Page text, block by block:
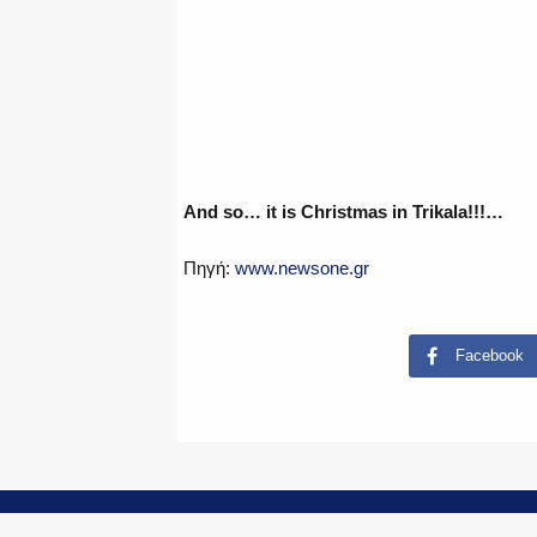
And so… it is Christmas in Trikala!!!…
Πηγή: www.newsone.gr
Facebook
© Copyright 2015-2024 - PoliceNews.gr byG